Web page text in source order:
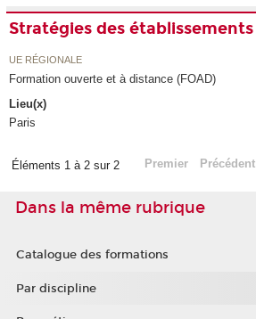
Stratégies des établissements
UE RÉGIONALE
Formation ouverte et à distance (FOAD)
Lieu(x)
Paris
Éléments 1 à 2 sur 2 Premier Précédent
Dans la même rubrique
Catalogue des formations
Par discipline